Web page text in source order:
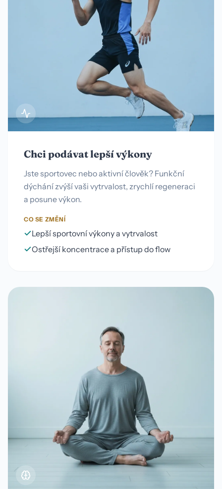
Chci podávat lepší výkony
Jste sportovec nebo aktivní člověk? Funkční
dýchání zvýší vaši vytrvalost, zrychlí regeneraci
a posune výkon.
CO SE ZMĚNÍ
Lepší sportovní výkony a vytrvalost
Ostřejší koncentrace a přístup do flow